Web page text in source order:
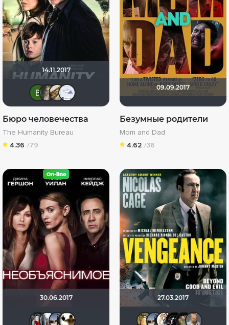
14.11.2017
Виктория Данилевская
Katenok_Tver
-Putnik-
ilya79
Бюро человечества
The Humanity Bureau
4.36 /79
09.09.2017
Безумные родители
Mom and Dad
4.62 /36
30.06.2017
Скрытый
27.03.2017
Борька